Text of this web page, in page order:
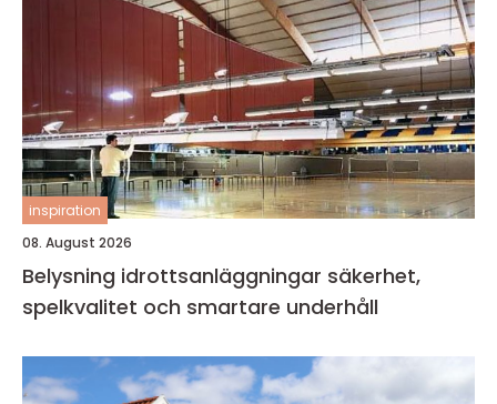
inspiration
08. August 2026
Belysning idrottsanläggningar säkerhet,
spelkvalitet och smartare underhåll